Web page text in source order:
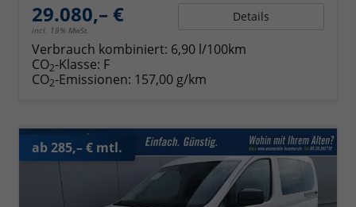
29.080,– €
incl. 19% MwSt.
Details
Verbrauch kombiniert: 6,90 l/100km
CO2-Klasse: F
CO2-Emissionen: 157,00 g/km
ab 285,– € mtl.